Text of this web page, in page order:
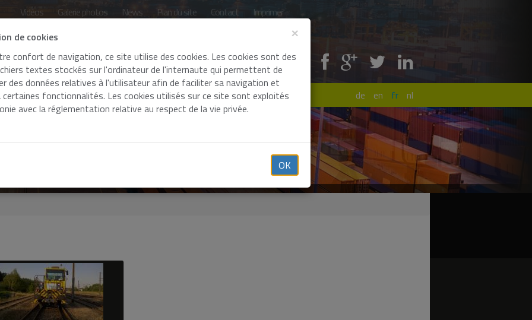
Vidéos Galerie photos News Plan du site Contact Imprimer
Partagez !
Infrastructure Expérience Vision durable de en fr nl
pour
et le Luxembourg
×
de cookies
confort de navigation, ce site utilise des cookies. Les cookies sont des
textes stockés sur l'ordinateur de l'internaute qui permettent de
des données relatives à l'utilisateur afin de faciliter sa navigation et
certaines fonctionnalités. Les cookies utilisés sur ce site sont exploités
avec la réglementation relative au respect de la vie privée.
OK